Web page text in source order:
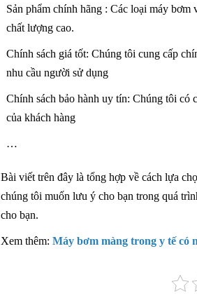
Sản phẩm chính hãng : Các loại máy
chất lượng cao.
Chính sách giá tốt: Chúng tôi cung cấp
nhu cầu người sử dụng
Chính sách bảo hành uy tín: Chúng tôi có
của khách hàng
…
Bài viết trên đây là tổng hợp về cách lựa
chúng tôi muốn lưu ý cho bạn trong quá
cho bạn.
Xem thêm: Máy bơm màng trong y tế có